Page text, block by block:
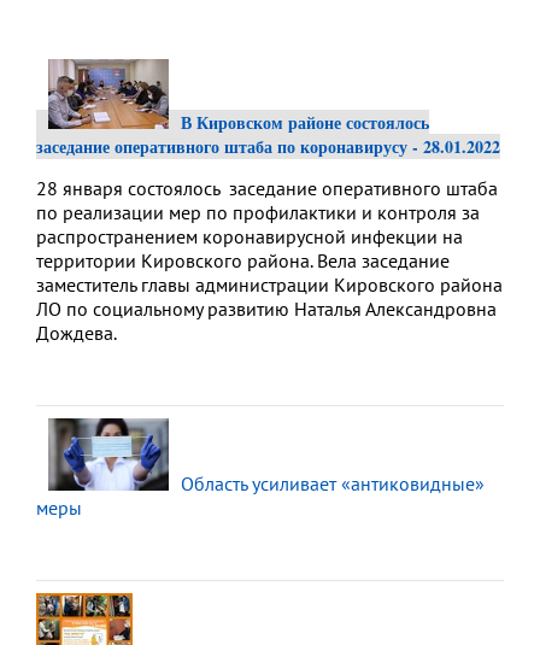
В Кировском районе состоялось
заседание оперативного штаба по коронавирусу - 28.01.2022
28 января состоялось заседание оперативного штаба
по реализации мер по профилактики и контроля за
распространением коронавирусной инфекции на
территории Кировского района. Вела заседание
заместитель главы администрации Кировского района
ЛО по социальному развитию Наталья Александровна
Дождева.
Область усиливает «антиковидные»
меры